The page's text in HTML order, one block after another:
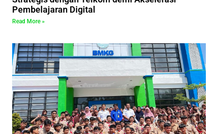
Pembelajaran Digital
Read More »